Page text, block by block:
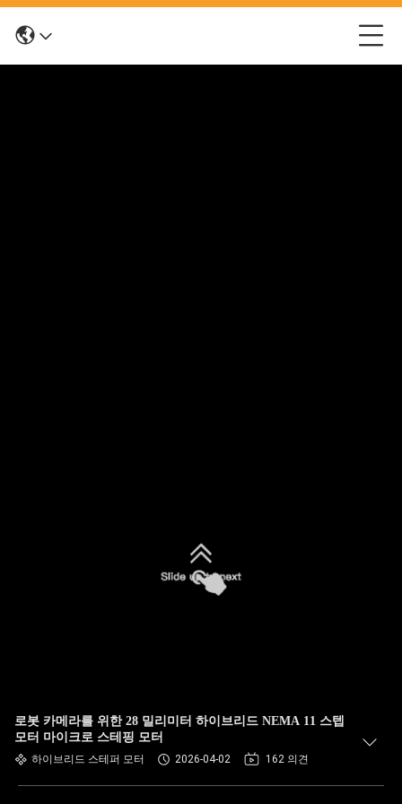
로봇 카메라를 위한 28 밀리미터 하이브리드 NEMA 11 스텝
모터 마이크로 스테핑 모터
하이브리드 스테퍼 모터 2026-04-02 162 의견